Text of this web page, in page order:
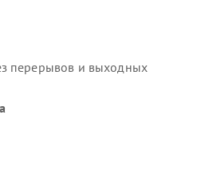
перерывов и выходных